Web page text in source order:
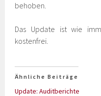
behoben.
Das Update ist wie
kostenfrei.
Ähnliche Beiträge
Update: Auditberichte